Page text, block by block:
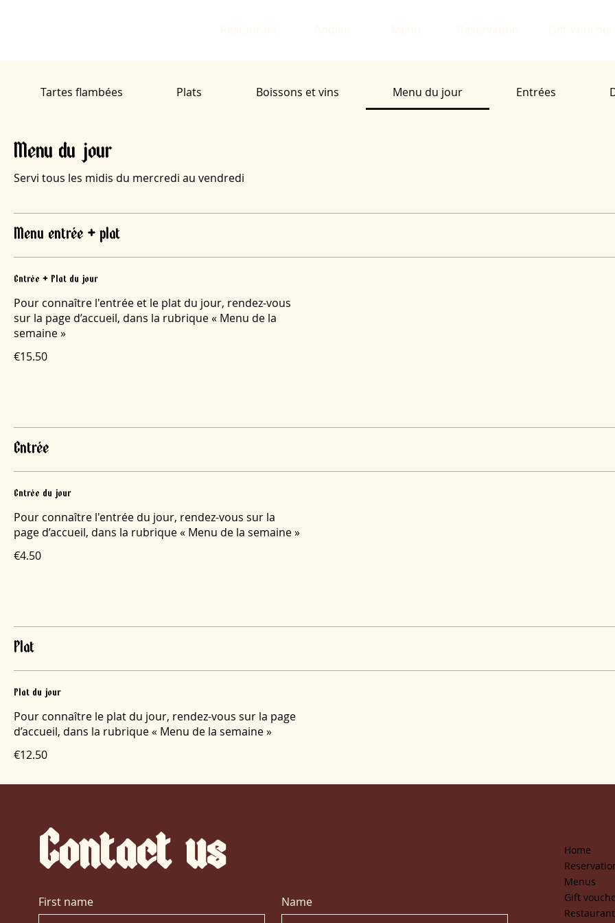
Tartes flambées Plats Boissons et vins Menu du jour Entrées
Menu du jour
Servi tous les midis du mercredi au vendredi
Menu entrée + plat
Entrée + Plat du jour
Pour connaître l'entrée et le plat du jour, rendez-vous
sur la page d’accueil, dans la rubrique « Menu de la
semaine »
€15.50
Entrée
Entrée du jour
Pour connaître l'entrée du jour, rendez-vous sur la
page d’accueil, dans la rubrique « Menu de la semaine »
€4.50
Plat
Plat du jour
Pour connaître le plat du jour, rendez-vous sur la page
d’accueil, dans la rubrique « Menu de la semaine »
€12.50
Contact us
First name Name
Home
Menus
Gift
Restaurant